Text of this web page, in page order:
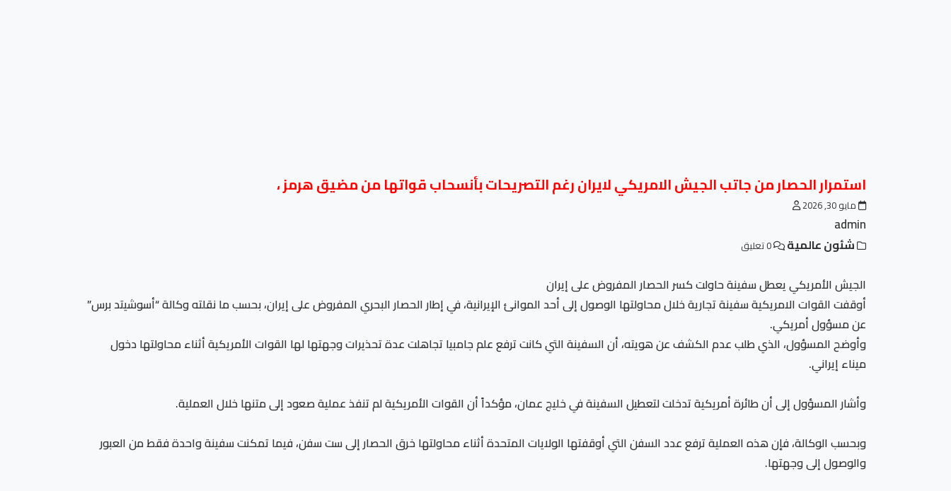
استمرار الحصار من جاتب الجيش الامريكي لايران رغم التصريحات بأنسحاب قواتها من مضيق هرمز ،
مايو 30, 2026
admin
شئون عالمية
الجيش الأمريكي يعطل سفينة حاولت كسر الحصار المفروض على إيران
أوقفت القوات الامريكية سفينة تجارية خلال محاولتها الوصول إلى أحد الموانئ الإيرانية، في إطار الحصار البحري المفروض على إيران، بحسب ما نقلته وكالة “أسوشيتد برس”
عن مسؤول أمريكي.
وأوضح المسؤول، الذي طلب عدم الكشف عن هويته، أن السفينة التي كانت ترفع علم جامبيا تجاهلت عدة تحذيرات وجهتها لها القوات الأمريكية أثناء محاولتها دخول
ميناء إيراني.
وأشار المسؤول إلى أن طائرة أمريكية تدخلت لتعطيل السفينة في خليج عمان، مؤكداً أن القوات الأمريكية لم تنفذ عملية صعود إلى متنها خلال العملية.
وبحسب الوكالة، فإن هذه العملية ترفع عدد السفن التي أوقفتها الولايات المتحدة أثناء محاولتها خرق الحصار إلى ست سفن، فيما تمكنت سفينة واحدة فقط من العبور
والوصول إلى وجهتها.